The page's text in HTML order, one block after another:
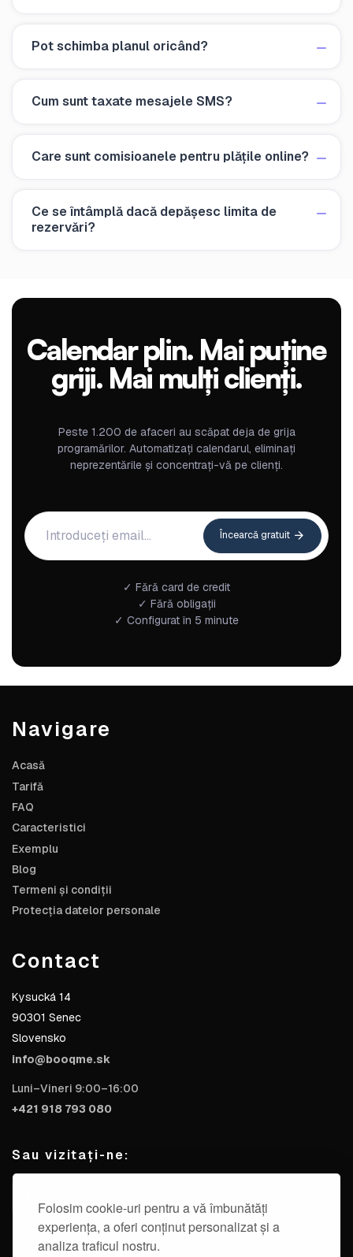
Folosim cookie-uri pentru a vă îmbunătăți
experiența, a oferi conținut personalizat și a
analiza traficul nostru.
Pot schimba planul oricând?
Cum sunt taxate mesajele SMS?
Care sunt comisioanele pentru plățile online?
Ce se întâmplă dacă depășesc limita de
rezervări?
Calendar plin. Mai puține
griji. Mai mulți clienți.
Peste 1.200 de afaceri au scăpat deja de grija
programărilor. Automatizați calendarul, eliminați
neprezentările și concentrați-vă pe clienți.
Încearcă gratuit
✓ Fără card de credit
✓ Fără obligații
✓ Configurat în 5 minute
Navigare
Acasă
Tarifă
FAQ
Caracteristici
Exemplu
Blog
Termeni și condiții
Protecția datelor personale
Contact
Kysucká 14
90301 Senec
Slovensko
info@booqme.sk
Luni–Vineri 9:00–16:00
+421 918 793 080
Sau vizitați-ne: